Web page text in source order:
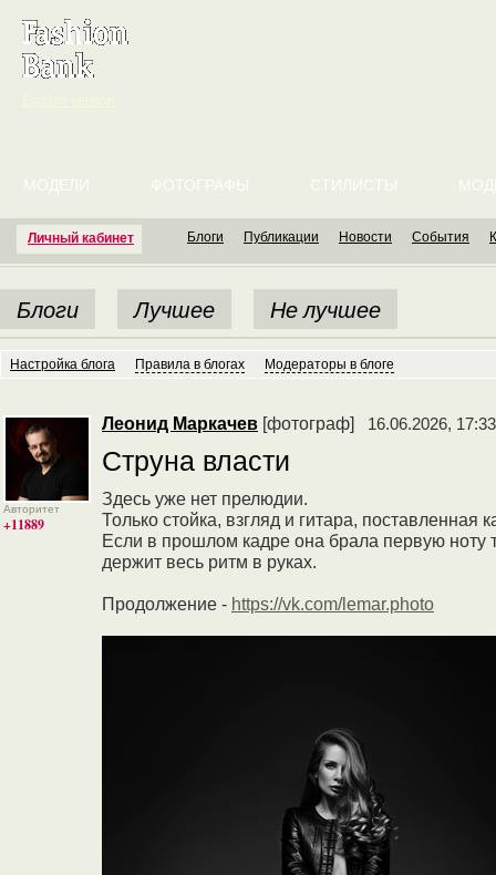
Личный кабинет
МОДЕЛИ ФОТОГРАФЫ СТИЛИСТЫ
Блоги Публикации Новости События
Блоги Лучшее Не лучшее
Настройка блога Правила в блогах Модераторы в блоге
Авторитет
+11889
Леонид Маркачев [фотограф] 16.06.2026, 17:33
Струна власти
Здесь уже нет прелюдии.
Только стойка, взгляд и гитара, поставленная
Если в прошлом кадре она брала первую ноту
держит весь ритм в руках.
Продолжение - https://vk.com/lemar.photo